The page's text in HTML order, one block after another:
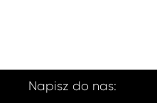
Napisz do nas: